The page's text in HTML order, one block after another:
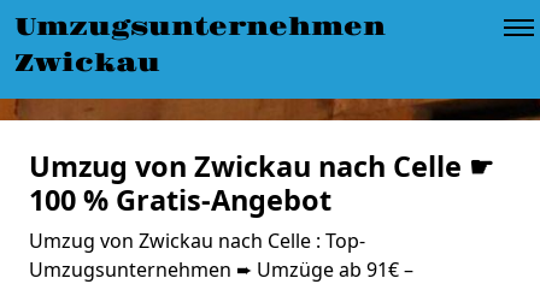
Umzugsunternehmen
Zwickau
Umzug von Zwickau nach Celle ☛
100 % Gratis-Angebot
Umzug von Zwickau nach Celle : Top-
Umzugsunternehmen ➨ Umzüge ab 91€ –